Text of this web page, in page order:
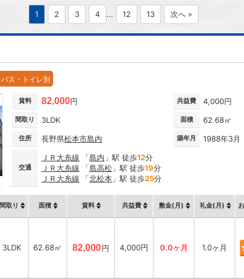
1 2 3 4 ... 12 13 次へ »
バス・トイレ別
賃料 82,000円 共益費 4,000円
間取り 3LDK 面積 62.68㎡
住所 長野県松本市島内 築年月 1988年3月
交通
ＪＲ大糸線 「島内 」駅 徒歩12分
ＪＲ大糸線 「島高松 」駅 徒歩19分
ＪＲ大糸線 「北松本 」駅 徒歩25分
間取り 面積 賃料 共益費 敷金(月) 礼金(月)
3LDK 62.68㎡ 82,000円 4,000円 0.0ヶ月 1.0ヶ月